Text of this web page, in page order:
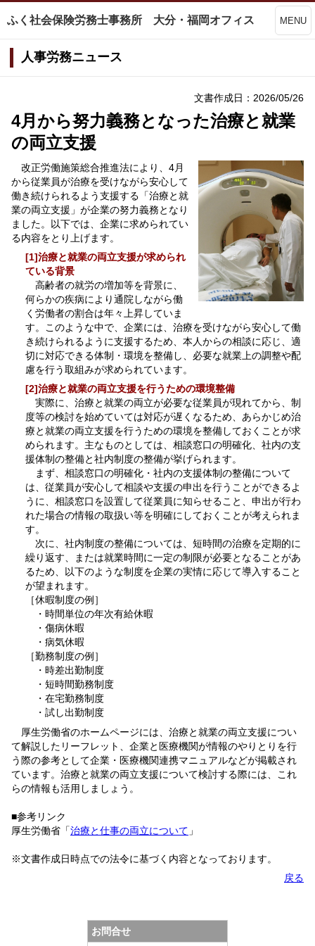
ふく社会保険労務士事務所 大分・福岡オフィス MENU
人事労務ニュース
文書作成日：2026/05/26
4月から努力義務となった治療と就業
の両立支援
改正労働施策総合推進法により、4月
から従業員が治療を受けながら安心して
働き続けられるよう支援する「治療と就
業の両立支援」が企業の努力義務となり
ました。以下では、企業に求められてい
る内容をとり上げます。
[1]治療と就業の両立支援が求められ
ている背景
高齢者の就労の増加等を背景に、
何らかの疾病により通院しながら働
く労働者の割合は年々上昇していま
す。このような中で、企業には、治療を受けながら安心して働
き続けられるように支援するため、本人からの相談に応じ、適
切に対応できる体制・環境を整備し、必要な就業上の調整や配
慮を行う取組みが求められています。
[2]治療と就業の両立支援を行うための環境整備
実際に、治療と就業の両立が必要な従業員が現れてから、制
度等の検討を始めていては対応が遅くなるため、あらかじめ治
療と就業の両立支援を行うための環境を整備しておくことが求
められます。主なものとしては、相談窓口の明確化、社内の支
援体制の整備と社内制度の整備が挙げられます。
まず、相談窓口の明確化・社内の支援体制の整備について
は、従業員が安心して相談や支援の申出を行うことができるよ
うに、相談窓口を設置して従業員に知らせること、申出が行わ
れた場合の情報の取扱い等を明確にしておくことが考えられま
す。
次に、社内制度の整備については、短時間の治療を定期的に
繰り返す、または就業時間に一定の制限が必要となることがあ
るため、以下のような制度を企業の実情に応じて導入すること
が望まれます。
［休暇制度の例］
・時間単位の年次有給休暇
・傷病休暇
・病気休暇
［勤務制度の例］
・時差出勤制度
・短時間勤務制度
・在宅勤務制度
・試し出勤制度
厚生労働省のホームページには、治療と就業の両立支援につい
て解説したリーフレット、企業と医療機関が情報のやりとりを行
う際の参考として企業・医療機関連携マニュアルなどが掲載され
ています。治療と就業の両立支援について検討する際には、これ
らの情報も活用しましょう。
■参考リンク
厚生労働省「治療と仕事の両立について 」
※文書作成日時点での法令に基づく内容となっております。
戻る
お問合せ